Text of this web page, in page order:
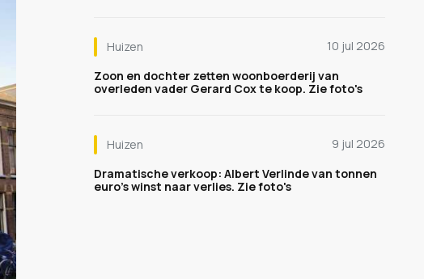
Huizen
10 jul 2026
Zoon en dochter zetten woonboerderij van
overleden vader Gerard Cox te koop. Zie foto's
Huizen
9 jul 2026
Dramatische verkoop: Albert Verlinde van tonnen
euro's winst naar verlies. Zie foto's